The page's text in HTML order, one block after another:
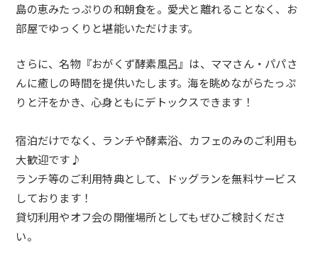
島の恵みたっぷりの和朝食を。愛犬と離れることなく、お
部屋でゆっくりと堪能いただけます。
さらに、名物『おがくず酵素風呂』は、ママさん・パパさ
んに癒しの時間を提供いたします。海を眺めながらたっぷ
りと汗をかき、心身ともにデトックスできます！
宿泊だけでなく、ランチや酵素浴、カフェのみのご利用も
大歓迎です♪
ランチ等のご利用特典として、ドッグランを無料サービス
しております！
貸切利用やオフ会の開催場所としてもぜひご検討くださ
い。